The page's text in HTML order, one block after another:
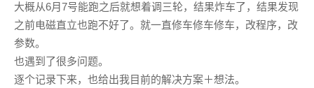
大概从6月7号能跑之后就想着调三轮，结果炸车了，结果发现
之前电磁直立也跑不好了。就一直修车修车修车，改程序，改
参数。
也遇到了很多问题。
逐个记录下来，也给出我目前的解决方案＋想法。